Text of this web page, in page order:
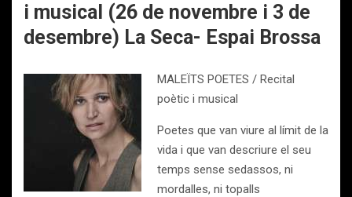
i musical (26 de novembre i 3 de
desembre) La Seca- Espai Brossa
MALEÏTS POETES / Recital
poètic i musical
Poetes que van viure al límit de la
vida i que van descriure el seu
temps sense sedassos, ni
mordalles, ni topalls